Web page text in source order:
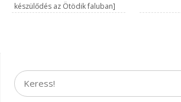
készülődés az Ötödik faluban]